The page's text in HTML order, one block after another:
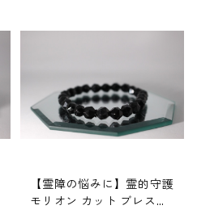
【霊障の悩みに】霊的守護
モリオン カット ブレスレ